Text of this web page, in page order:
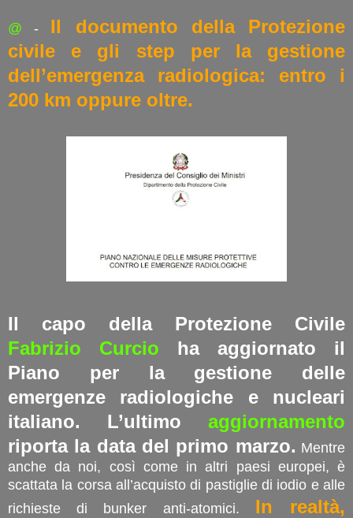
@ - Il documento della Protezione
civile e gli step per la gestione
dell’emergenza radiologica: entro i
200 km oppure oltre.
Il capo della Protezione Civile
Fabrizio Curcio ha aggiornato il
Piano per la gestione delle
emergenze radiologiche e nucleari
italiano. L’ultimo aggiornamento
riporta la data del primo marzo. Mentre
anche da noi, così come in altri paesi europei, è
scattata la corsa all’acquisto di pastiglie di iodio e alle
richieste di bunker anti-atomici. In realtà,